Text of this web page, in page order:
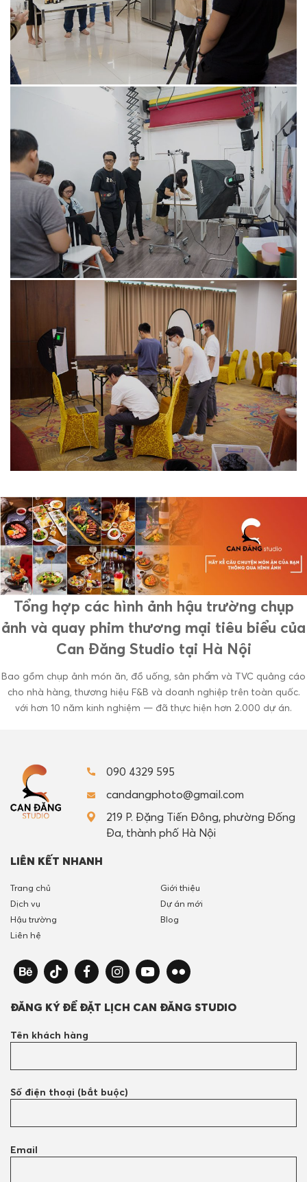
Tổng hợp các hình ảnh hậu trường chụp
ảnh và quay phim thương mại tiêu biểu của
Can Đăng Studio tại Hà Nội
Bao gồm chụp ảnh món ăn, đồ uống, sản phẩm và TVC quảng cáo
cho nhà hàng, thương hiệu F&B và doanh nghiệp trên toàn quốc.
với hơn 10 năm kinh nghiệm — đã thực hiện hơn 2.000 dự án.
090 4329 595
candangphoto@gmail.com
219 P. Đặng Tiến Đông, phường Đống
Đa, thành phố Hà Nội
LIÊN KẾT NHANH
Trang chủ
Giới thiệu
Dịch vụ
Dự án mới
Hậu trường
Blog
Liên hệ
ĐĂNG KÝ ĐỂ ĐẶT LỊCH CAN ĐĂNG STUDIO
Tên khách hàng
Số điện thoại (bắt buộc)
Email